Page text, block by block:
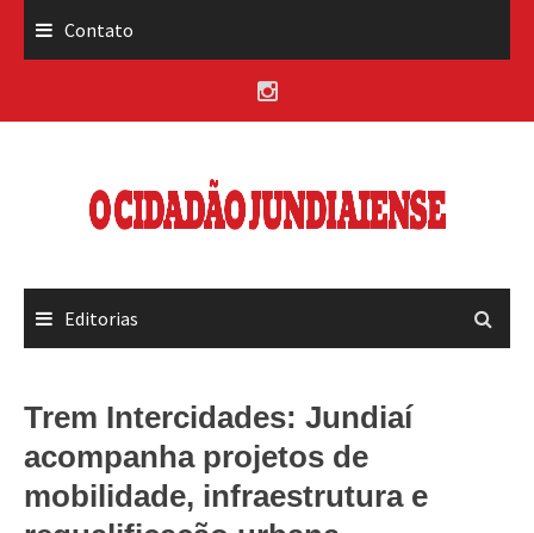
Contato
Editorias
Trem Intercidades: Jundiaí
acompanha projetos de
mobilidade, infraestrutura e